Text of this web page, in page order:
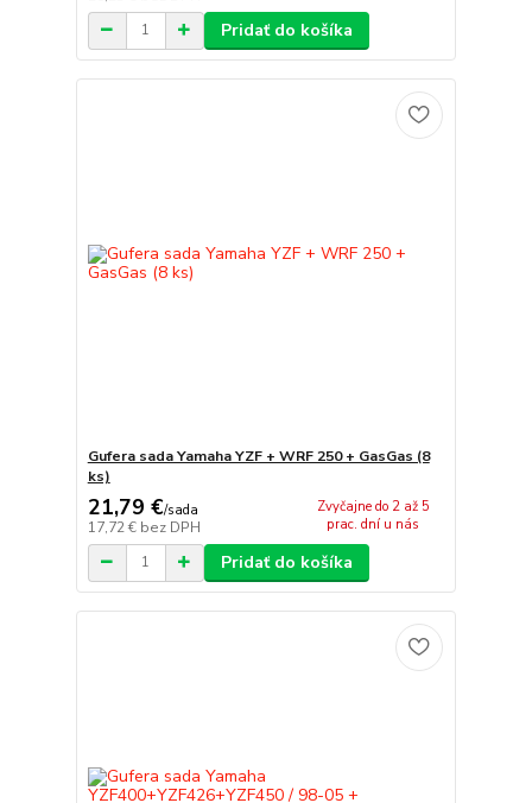
Pridať do košíka
Gufera sada Yamaha YZF + WRF 250 + GasGas (8
ks)
21,79 €/sada
17,72 € bez DPH
Zvyčajne do 2 až 5
prac. dní u nás
Pridať do košíka